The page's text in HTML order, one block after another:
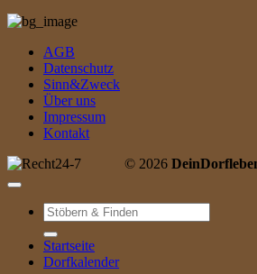
AGB
Datenschutz
Sinn&Zweck
Über uns
Impressum
Kontakt
© 2026
Suche
nach:
Startseite
Dorfkalender